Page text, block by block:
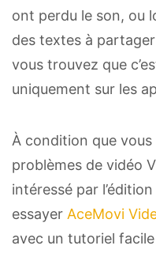
ont perdu le son, ou
des textes à
vous trouvez que
uniquement sur les
À condition que
problèmes de vidéo
intéressé par
essayer AceMovi
avec un tutoriel